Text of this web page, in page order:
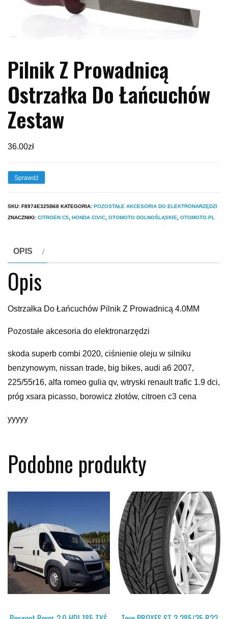
Pilnik Z Prowadnicą
Ostrzałka Do Łańcuchów
Zestaw
36.00zł
Sprawdź
SKU: F8974E325B68 KATEGORIA: POZOSTAŁE AKCESORIA DO ELEKTRONARZĘDZI
ZNACZNIKI: CITROEN C5 HONDA CIVIC OTOMOTO DOLNOŚLĄSKIE OTOMOTO.PL
OPIS
Opis
Ostrzałka Do Łańcuchów Pilnik Z Prowadnicą 4.0MM
Pozostałe akcesoria do elektronarzędzi
skoda superb combi 2020, ciśnienie oleju w silniku
benzynowym, nissan trade, big bikes, audi a6 2007,
225/55r16, alfa romeo gulia qv, wtryski renault trafic 1.9 dci,
próg xsara picasso, borowicz złotów, citroen c3 cena
yyyyy
Podobne produkty